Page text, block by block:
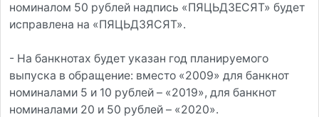
номиналом 50 рублей надпись «ПЯЦЬДЗЕСЯТ» будет
исправлена на «ПЯЦЬДЗЯСЯТ».
- На банкнотах будет указан год планируемого
выпуска в обращение: вместо «2009» для банкнот
номиналами 5 и 10 рублей – «2019», для банкнот
номиналами 20 и 50 рублей – «2020».